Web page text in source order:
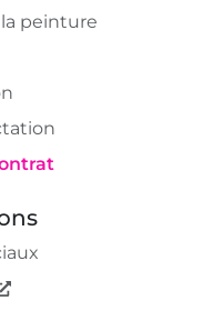
peinture